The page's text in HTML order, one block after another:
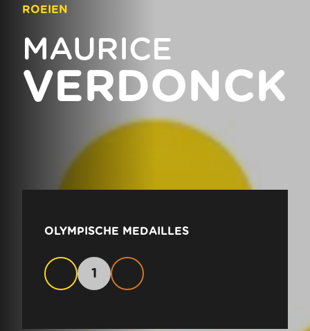
ROEIEN
MAURICE
VERDONCK
OLYMPISCHE MEDAILLES
1